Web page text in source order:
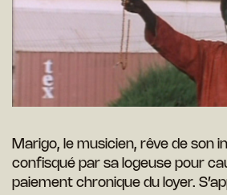
Marigo, le musicien, rêve de son
confisqué par sa logeuse pour
paiement chronique du loyer.